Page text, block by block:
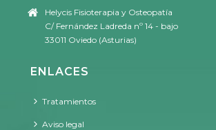
Helycis Fisioterapia y Osteopatía
C/ Fernández Ladreda nº 14 - bajo
33011 Oviedo (Asturias)
ENLACES
Tratamientos
Aviso legal